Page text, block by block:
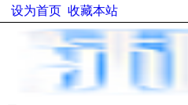
设为首页 收藏本站